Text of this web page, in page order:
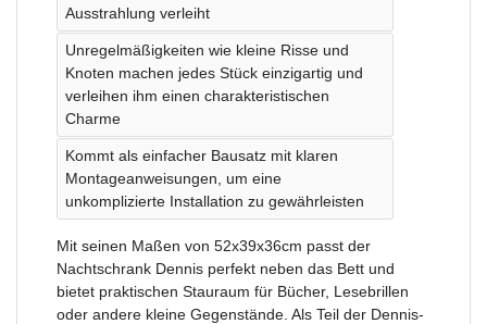
Ausstrahlung verleiht
Unregelmäßigkeiten wie kleine Risse und
Knoten machen jedes Stück einzigartig und
verleihen ihm einen charakteristischen
Charme
Kommt als einfacher Bausatz mit klaren
Montageanweisungen, um eine
unkomplizierte Installation zu gewährleisten
Mit seinen Maßen von 52x39x36cm passt der
Nachtschrank Dennis perfekt neben das Bett und
bietet praktischen Stauraum für Bücher, Lesebrillen
oder andere kleine Gegenstände. Als Teil der Dennis-